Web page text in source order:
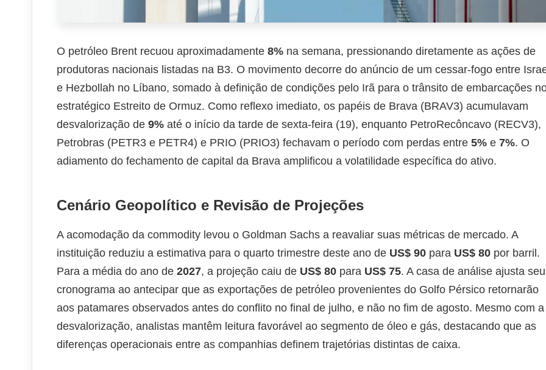
O petróleo Brent recuou aproximadamente 8% na semana, pressionando diretamente as ações de
produtoras nacionais listadas na B3. O movimento decorre do anúncio de um cessar-fogo entre
e Hezbollah no Líbano, somado à definição de condições pelo Irã para o trânsito de embarcações
estratégico Estreito de Ormuz. Como reflexo imediato, os papéis de Brava (BRAV3) acumulavam
desvalorização de 9% até o início da tarde de sexta-feira (19), enquanto PetroRecôncavo (RECV3),
Petrobras (PETR3 e PETR4) e PRIO (PRIO3) fechavam o período com perdas entre 5% e 7%. O
adiamento do fechamento de capital da Brava amplificou a volatilidade específica do ativo.
Cenário Geopolítico e Revisão de Projeções
A acomodação da commodity levou o Goldman Sachs a reavaliar suas métricas de mercado. A
instituição reduziu a estimativa para o quarto trimestre deste ano de US$ 90 para US$ 80 por barril.
Para a média do ano de 2027, a projeção caiu de US$ 80 para US$ 75. A casa de análise ajusta seu
cronograma ao antecipar que as exportações de petróleo provenientes do Golfo Pérsico retornarão
aos patamares observados antes do conflito no final de julho, e não no fim de agosto. Mesmo com a
desvalorização, analistas mantêm leitura favorável ao segmento de óleo e gás, destacando que as
diferenças operacionais entre as companhias definem trajetórias distintas de caixa.